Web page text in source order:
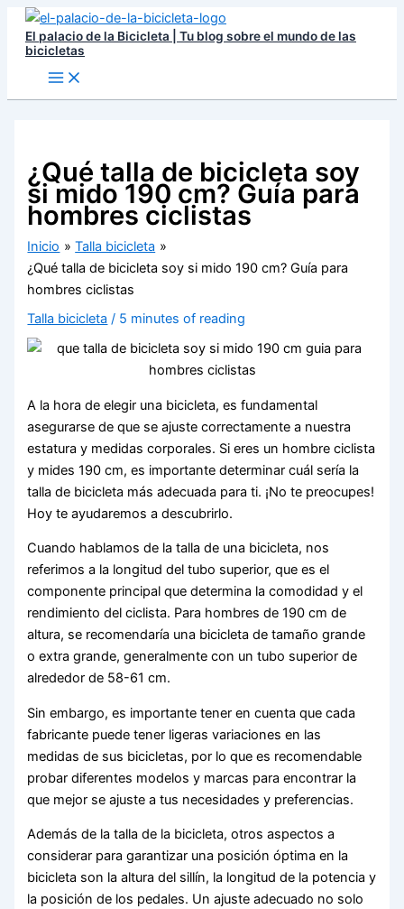
contenido
El palacio de la Bicicleta | Tu blog sobre el mundo de las
bicicletas
¿Qué talla de bicicleta soy
si mido 190 cm? Guía para
hombres ciclistas
Inicio
Talla bicicleta
¿Qué talla de bicicleta soy si mido 190 cm? Guía para
hombres ciclistas
Talla bicicleta / 5 minutes of reading
A la hora de elegir una bicicleta, es fundamental
asegurarse de que se ajuste correctamente a nuestra
estatura y medidas corporales. Si eres un hombre ciclista
y mides 190 cm, es importante determinar cuál sería la
talla de bicicleta más adecuada para ti. ¡No te preocupes!
Hoy te ayudaremos a descubrirlo.
Cuando hablamos de la talla de una bicicleta, nos
referimos a la longitud del tubo superior, que es el
componente principal que determina la comodidad y el
rendimiento del ciclista. Para hombres de 190 cm de
altura, se recomendaría una bicicleta de tamaño grande
o extra grande, generalmente con un tubo superior de
alrededor de 58-61 cm.
Sin embargo, es importante tener en cuenta que cada
fabricante puede tener ligeras variaciones en las
medidas de sus bicicletas, por lo que es recomendable
probar diferentes modelos y marcas para encontrar la
que mejor se ajuste a tus necesidades y preferencias.
Además de la talla de la bicicleta, otros aspectos a
considerar para garantizar una posición óptima en la
bicicleta son la altura del sillín, la longitud de la potencia y
la posición de los pedales. Un ajuste adecuado no solo